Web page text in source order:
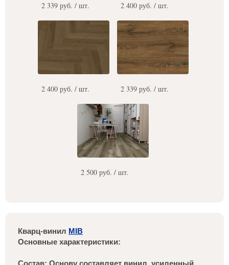
2 339 руб. / шт. 2 400 руб. / шт.
2 400 руб. / шт. 2 339 руб. / шт.
2 500 руб. / шт.
Кварц-винил MIB
Основные характеристики:
Состав: Основу составляет винил, усиленный